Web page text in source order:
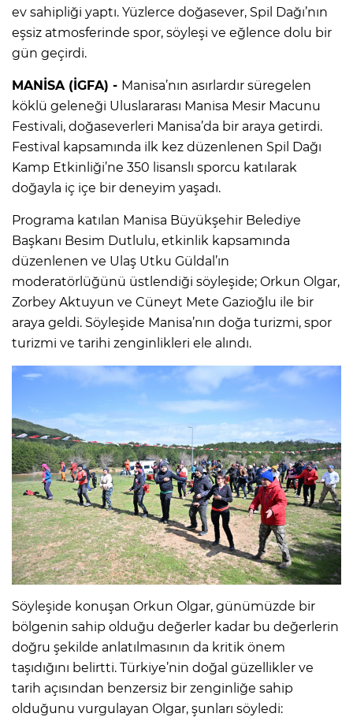
ev sahipliği yaptı. Yüzlerce doğasever, Spil Dağı’nın
eşsiz atmosferinde spor, söyleşi ve eğlence dolu bir
gün geçirdi.
MANİSA (İGFA) - Manisa’nın asırlardır süregelen
köklü geleneği Uluslararası Manisa Mesir Macunu
Festivali, doğaseverleri Manisa’da bir araya getirdi.
Festival kapsamında ilk kez düzenlenen Spil Dağı
Kamp Etkinliği’ne 350 lisanslı sporcu katılarak
doğayla iç içe bir deneyim yaşadı.
Programa katılan Manisa Büyükşehir Belediye
Başkanı Besim Dutlulu, etkinlik kapsamında
düzenlenen ve Ulaş Utku Güldal’ın
moderatörlüğünü üstlendiği söyleşide; Orkun Olgar,
Zorbey Aktuyun ve Cüneyt Mete Gazioğlu ile bir
araya geldi. Söyleşide Manisa’nın doğa turizmi, spor
turizmi ve tarihi zenginlikleri ele alındı.
Söyleşide konuşan Orkun Olgar, günümüzde bir
bölgenin sahip olduğu değerler kadar bu değerlerin
doğru şekilde anlatılmasının da kritik önem
taşıdığını belirtti. Türkiye’nin doğal güzellikler ve
tarih açısından benzersiz bir zenginliğe sahip
olduğunu vurgulayan Olgar, şunları söyledi: